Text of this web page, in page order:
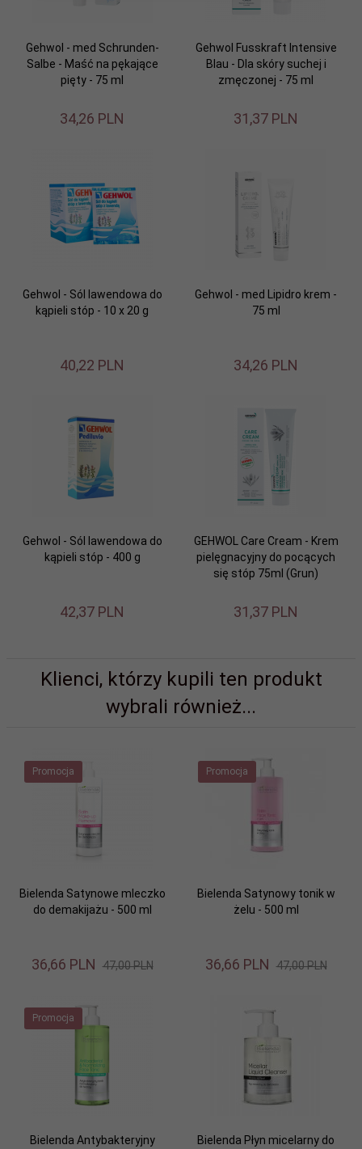
Gehwol - med Schrunden-
Salbe - Maść na pękające
pięty - 75 ml
34,26 PLN
Gehwol Fusskraft Intensive
Blau - Dla skóry suchej i
zmęczonej - 75 ml
31,37 PLN
Gehwol - Sól lawendowa do
kąpieli stóp - 10 x 20 g
40,22 PLN
Gehwol - med Lipidro krem -
75 ml
34,26 PLN
Gehwol - Sól lawendowa do
kąpieli stóp - 400 g
42,37 PLN
GEHWOL Care Cream - Krem
pielęgnacyjny do pocących
się stóp 75ml (Grun)
31,37 PLN
Klienci, którzy kupili ten produkt
wybrali również...
Promocja
Bielenda Satynowe mleczko
do demakijażu - 500 ml
36,66 PLN 47,00 PLN
Promocja
Bielenda Satynowy tonik w
żelu - 500 ml
36,66 PLN 47,00 PLN
Promocja
Bielenda Antybakteryjny
Bielenda Płyn micelarny do